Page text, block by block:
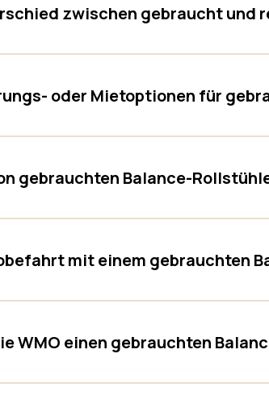
zwischen gebraucht und
oder Mietoptionen für
gebrauchten Balance-
mit einem gebrauchten
WMO einen gebrauchten